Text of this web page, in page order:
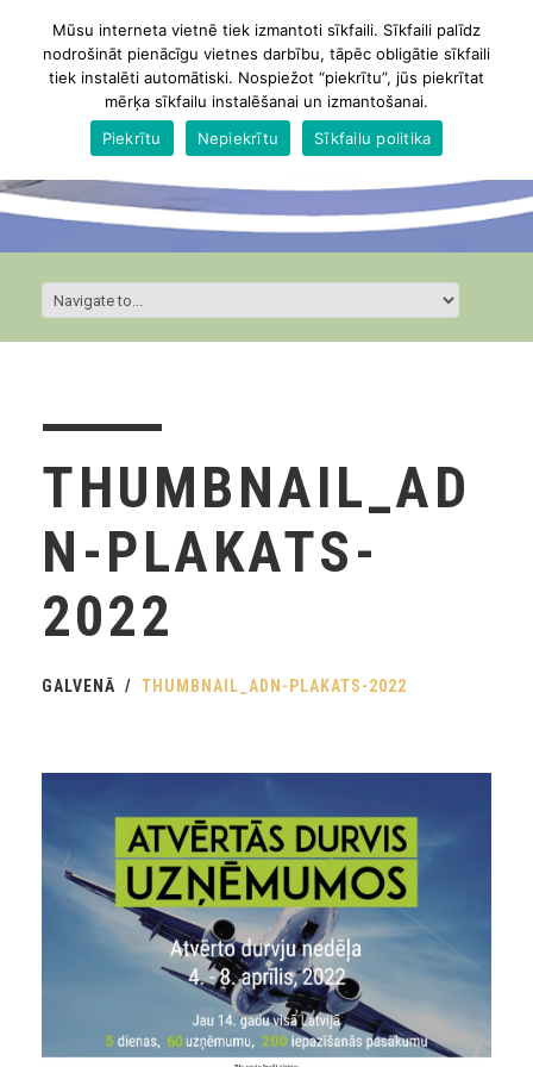
THUMBNAIL_AD
N-PLAKATS-
2022
GALVENĀ THUMBNAIL_ADN-PLAKATS-2022
Mūsu interneta vietnē tiek izmantoti sīkfaili. Sīkfaili palīdz
nodrošināt pienācīgu vietnes darbību, tāpēc obligātie sīkfaili
tiek instalēti automātiski. Nospiežot “piekrītu”, jūs piekrītat
mērķa sīkfailu instalēšanai un izmantošanai.
Piekrītu
Nepiekrītu Sīkfailu politika